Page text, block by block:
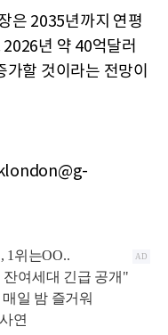
은 2035년까지 연평
년 약 40억달러
할 것이라는 전망이